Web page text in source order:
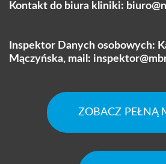
Kontakt do biura kliniki:
Inspektor Danych osobowych:
Mączyńska, mail:
ZOBACZ PEŁNĄ